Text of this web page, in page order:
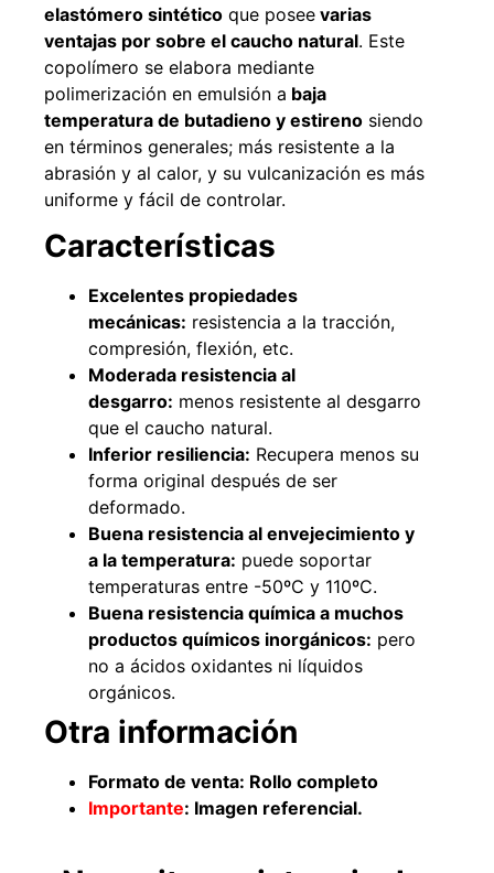
elastómero sintético que posee varias
ventajas por sobre el caucho natural. Este
copolímero se elabora mediante
polimerización en emulsión a baja
temperatura de butadieno y estireno siendo
en términos generales; más resistente a la
abrasión y al calor, y su vulcanización es más
uniforme y fácil de controlar.
Características
Excelentes propiedades
mecánicas: resistencia a la tracción,
compresión, flexión, etc.
Moderada resistencia al
desgarro: menos resistente al desgarro
que el caucho natural.
Inferior resiliencia: Recupera menos su
forma original después de ser
deformado.
Buena resistencia al envejecimiento y
a la temperatura: puede soportar
temperaturas entre -50ºC y 110ºC.
Buena resistencia química a muchos
productos químicos inorgánicos: pero
no a ácidos oxidantes ni líquidos
orgánicos.
Otra información
Formato de venta: Rollo completo
Importante: Imagen referencial.
Importado USA: Paradise
densidad 42mm Rollo
$1.427.544
Leer más
ajustable Capacidad 1tn Lev.
$ 1.167.990
Agregar al carrito
49%
Pasto sintético ornamental
Importado USA: Summer
densidad 35mm Rollo
4,57*30,48mts
$1.021.490
$1.192.666
Agregar al carrito